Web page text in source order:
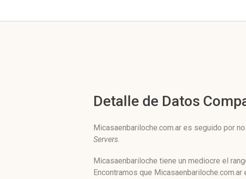
Detalle de Datos
Micasaenbariloche.com.ar es seguido por
Servers.
Micasaenbariloche tiene un mediocre el
Encontramos que